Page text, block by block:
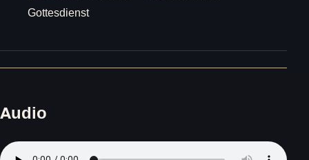
Gottesdienst
Audio